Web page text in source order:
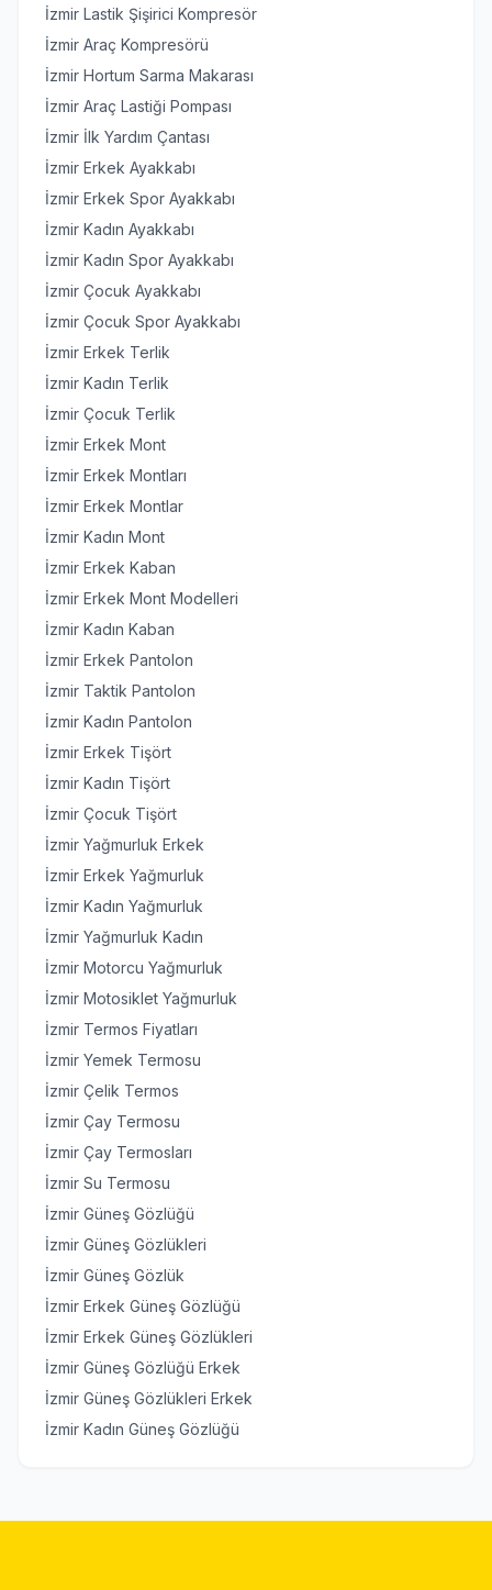
İzmir Lastik Şişirici Kompresör
İzmir Araç Kompresörü
İzmir Hortum Sarma Makarası
İzmir Araç Lastiği Pompası
İzmir İlk Yardım Çantası
İzmir Erkek Ayakkabı
İzmir Erkek Spor Ayakkabı
İzmir Kadın Ayakkabı
İzmir Kadın Spor Ayakkabı
İzmir Çocuk Ayakkabı
İzmir Çocuk Spor Ayakkabı
İzmir Erkek Terlik
İzmir Kadın Terlik
İzmir Çocuk Terlik
İzmir Erkek Mont
İzmir Erkek Montları
İzmir Erkek Montlar
İzmir Kadın Mont
İzmir Erkek Kaban
İzmir Erkek Mont Modelleri
İzmir Kadın Kaban
İzmir Erkek Pantolon
İzmir Taktik Pantolon
İzmir Kadın Pantolon
İzmir Erkek Tişört
İzmir Kadın Tişört
İzmir Çocuk Tişört
İzmir Yağmurluk Erkek
İzmir Erkek Yağmurluk
İzmir Kadın Yağmurluk
İzmir Yağmurluk Kadın
İzmir Motorcu Yağmurluk
İzmir Motosiklet Yağmurluk
İzmir Termos Fiyatları
İzmir Yemek Termosu
İzmir Çelik Termos
İzmir Çay Termosu
İzmir Çay Termosları
İzmir Su Termosu
İzmir Güneş Gözlüğü
İzmir Güneş Gözlükleri
İzmir Güneş Gözlük
İzmir Erkek Güneş Gözlüğü
İzmir Erkek Güneş Gözlükleri
İzmir Güneş Gözlüğü Erkek
İzmir Güneş Gözlükleri Erkek
İzmir Kadın Güneş Gözlüğü